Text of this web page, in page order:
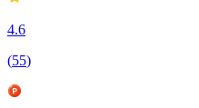
4.6
(55)